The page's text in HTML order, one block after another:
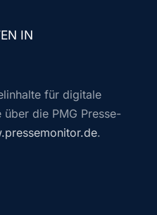
IN
für digitale
über die PMG Presse-
.